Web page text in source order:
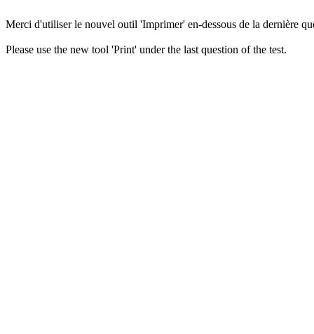
Merci d'utiliser le nouvel outil 'Imprimer' en-dessous de la dernière
Please use the new tool 'Print' under the last question of the test.